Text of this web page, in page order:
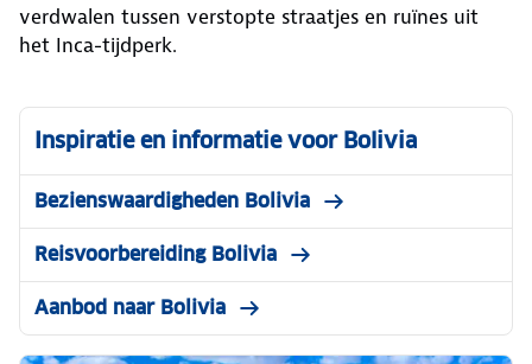
verdwalen tussen verstopte straatjes en ruïnes uit
het Inca-tijdperk.
Inspiratie en informatie voor Bolivia
Bezienswaardigheden Bolivia
Reisvoorbereiding Bolivia
Aanbod naar Bolivia